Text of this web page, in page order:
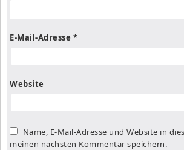
E-Mail-Adresse *
Website
Name, E-Mail-Adresse und Website in
meinen nächsten Kommentar speichern.